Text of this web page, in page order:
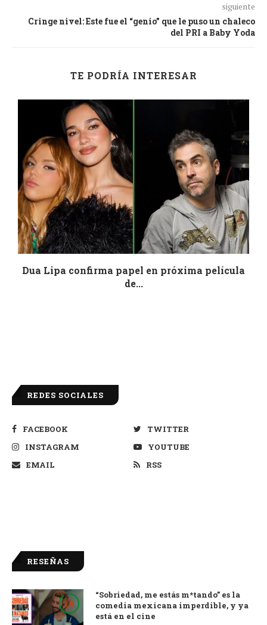
siguiente
Cringe nivel: Este fue el “genio” que le puso un chaleco
del PRI a Baby Yoda
TE PODRÍA INTERESAR
Dua Lipa confirma papel en próxima película
de...
REDES SOCIALES
FACEBOOK
TWITTER
INSTAGRAM
YOUTUBE
EMAIL
RSS
RESEÑAS
9.0
“Sobriedad, me estás m*tando” es la
comedia mexicana imperdible, y ya
está en el cine